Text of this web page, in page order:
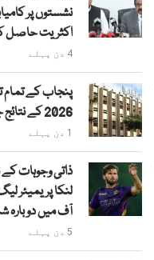
نشستوں پر
اکثریت حاصل کر
4 دن پہلے
پنجاب کے تمام
2026 کے نتائج جاری کر دیے
1 دن پہلے
ذاتی وجوہات
لنکا پریمیئر
آف میں دوبارہ
5 دن پہلے